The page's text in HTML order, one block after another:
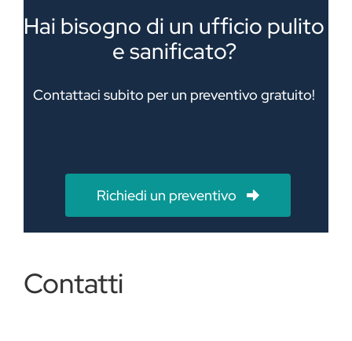
Hai bisogno di un ufficio pulito
e sanificato?
Contattaci subito per un preventivo gratuito!
Richiedi un preventivo
Contatti